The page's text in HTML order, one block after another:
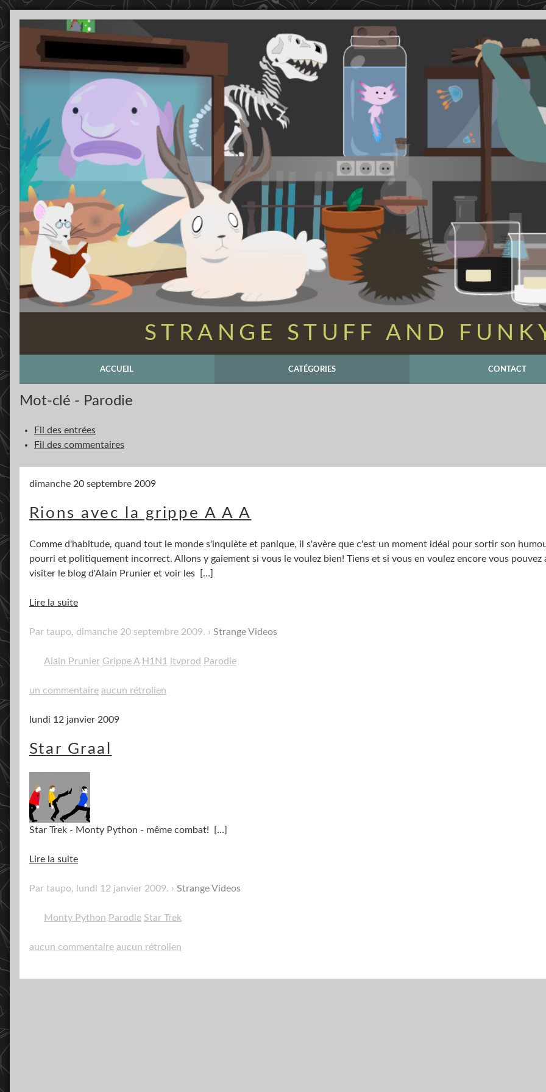
STRANGE STUFF AND
ACCUEIL CATÉGORIES CONTACT
Mot-clé - Parodie
Fil des entrées
Fil des commentaires
dimanche 20 septembre 2009
Rions avec la grippe A A A
Comme d'habitude, quand tout le monde s'inquiète et panique, il s'avère que c'est un moment idéal pour sortir son
pourri et politiquement incorrect. Allons y gaiement si vous le voulez bien! Tiens et si vous en voulez encore vous pouvez
visiter le blog d'Alain Prunier et voir les
[…]
Lire la suite
Par taupo, dimanche 20 septembre 2009. Strange Videos
Alain Prunier Grippe A H1N1 ltvprod Parodie
un commentaire aucun rétrolien
lundi 12 janvier 2009
Star Graal
Star Trek - Monty Python - même combat! […]
Lire la suite
Par taupo, lundi 12 janvier 2009. Strange Videos
Monty Python Parodie Star Trek
aucun commentaire aucun rétrolien